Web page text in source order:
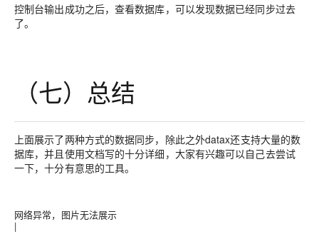
控制台输出成功之后，查看数据库，可以发现数据已经同步过去
了。
（七）总结
上面展示了两种方式的数据同步，除此之外datax还支持大量的数
据库，并且使用文档写的十分详细，大家有兴趣可以自己去尝试
一下，十分有意思的工具。
网络异常，图片无法展示
|